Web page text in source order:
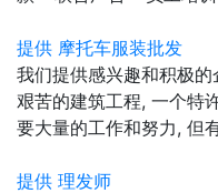
提供 摩托车服装批发
我们提供感兴趣和积极
艰苦的建筑工程, 一个特
要大量的工作和努力, 但
提供 理发师